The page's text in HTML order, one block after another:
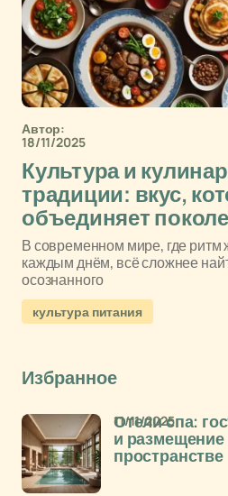
Автор:
18/11/2025
Культура и
традиции: вкус,
объединяет
В современном мире, где ритм
каждым днём, всё сложнее
осознанного
культура питания
Избранное
Отели спа:
и размещение
пространстве
11/11/2025